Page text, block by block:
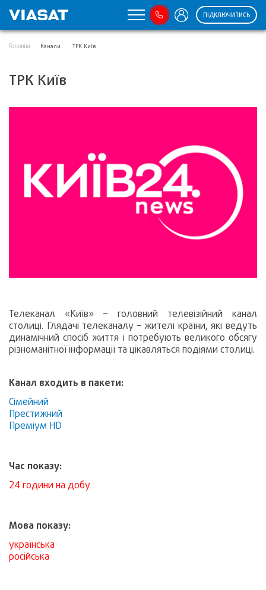
ПІДКЛЮЧИТИСЬ
Головна Канали ТРК Київ
ТРК Київ
Телеканал «Київ» – головний телевізійний канал
столиці. Глядачі телеканалу – жителі країни, які ведуть
динамічний спосіб життя і потребують великого обсягу
різноманітної інформації та цікавляться подіями столиці.
Канал входить в пакети:
Сімейний
Престижний
Преміум HD
Час показу:
24 години на добу
Мова показу:
українська
російська